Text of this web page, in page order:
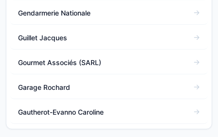
Gendarmerie Nationale
Guillet Jacques
Gourmet Associés (SARL)
Garage Rochard
Gautherot-Evanno Caroline